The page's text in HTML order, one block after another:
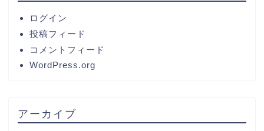
ログイン
投稿フィード
コメントフィード
WordPress.org
アーカイブ